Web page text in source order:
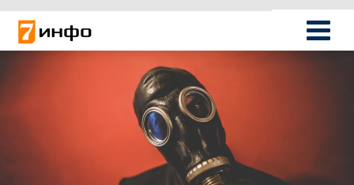
Новости России
Политика
Новости мира
Все материалы 7инфо
ПОИСК ПО САЙТУ